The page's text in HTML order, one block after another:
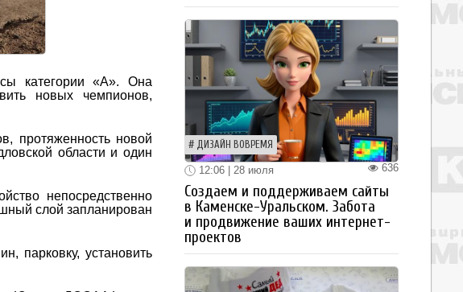
категории «А». Она
новых чемпионов,
протяженность новой
области и один
непосредственно
слой запланирован
парковку, установить
ДИЗАЙН ВОВРЕМЯ
636
12:06 | 28 июля
Создаем и поддерживаем сайты
в Каменске-Уральском. Забота
и продвижение ваших интернет-
проектов